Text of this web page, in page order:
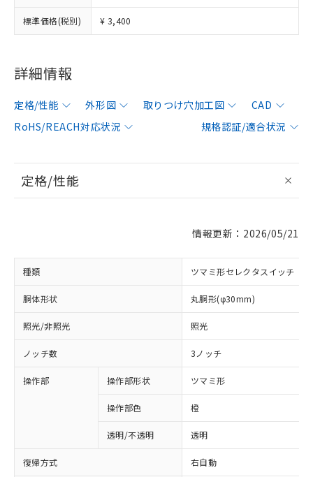
標準価格(税別) ¥ 3,400
詳細情報
定格/性能 外形図 取りつけ穴加工図
CAD
RoHS/REACH対応状況
規格認証/適合状況
定格/性能
情報更新：2026/05/21
種類 ツマミ形セレクタスイッチ
胴体形状 丸胴形(φ30mm)
照光/非照光 照光
ノッチ数 3ノッチ
操作部 操作部形状 ツマミ形
操作部色 橙
透明/不透明 透明
復帰方式 右自動